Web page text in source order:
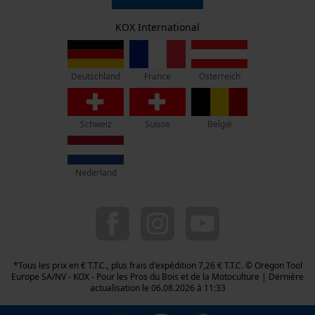
KOX - Pour les Pros du Bois et de la Motoculture
Rue Emile Francqui 11
1435 Mont-Saint-Guibert
Pas de magasin !
Adresse de retour:
Oregon Tool GmbH
Beim Erlenwäldchen 14/2
71522 Backnang
Politique de confidentialité
KOX International
Deutschland France Österreich
Schweiz Suisse België
Nederland
*Tous les prix en € T.T.C., plus frais d'expédition 7,26 € T.T.C. © Oregon Tool
Europe SA/NV - KOX - Pour les Pros du Bois et de la Motoculture | Dernière
actualisation le 06.08.2026 à 11:33
Cookies statistiques
Econda Analytics
Mouseflow Web Analytics Tool
Fact-Finder Tracking